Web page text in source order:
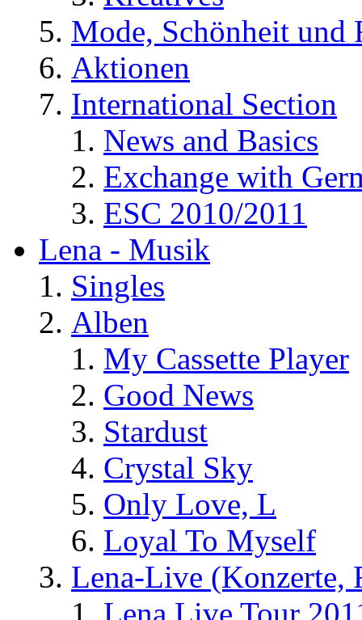
Mode, Schönheit und
Aktionen
International Section
News and Basics
Exchange with
ESC 2010/2011
Lena - Musik
Singles
Alben
My Cassette Player
Good News
Stardust
Crystal Sky
Only Love, L
Loyal To Myself
Lena-Live (Konzerte,
Lena Live Tour